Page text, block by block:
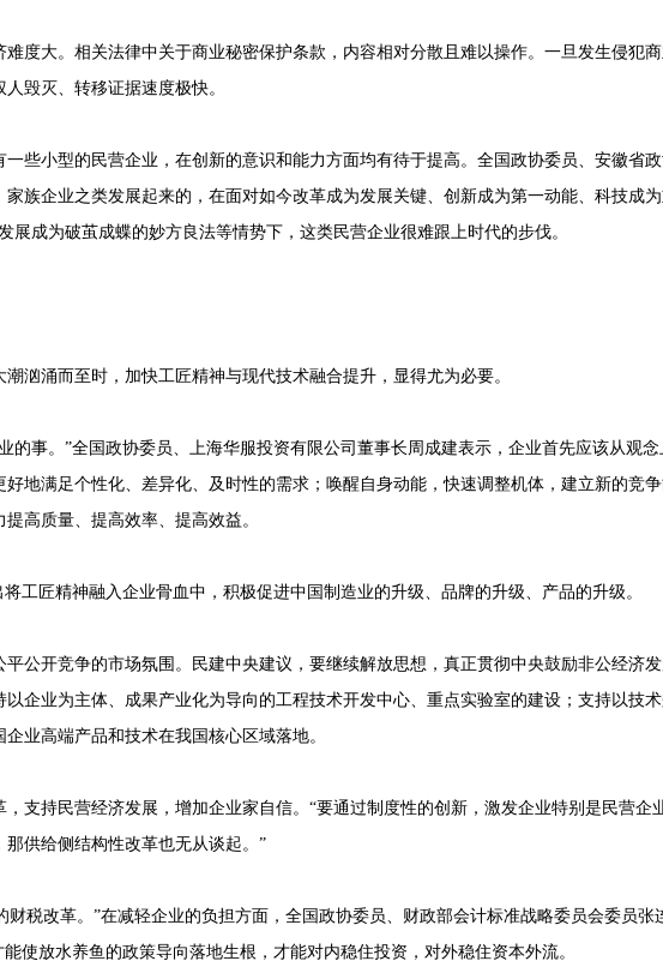
度大。相关法律中关于商业秘密保护条款，内容相对分散且难以操作。一旦发生侵犯
毁灭、转移证据速度极快。
些小型的民营企业，在创新的意识和能力方面均有待于提高。全国政协委员、安徽省
族企业之类发展起来的，在面对如今改革成为发展关键、创新成为第一动能、科技成
展成为破茧成蝶的妙方良法等情势下，这类民营企业很难跟上时代的步伐。
汹涌而至时，加快工匠精神与现代技术融合提升，显得尤为必要。
的事。”全国政协委员、上海华服投资有限公司董事长周成建表示，企业首先应该从观
地满足个性化、差异化、及时性的需求；唤醒自身动能，快速调整机体，建立新的竞争
高质量、提高效率、提高效益。
工匠精神融入企业骨血中，积极促进中国制造业的升级、品牌的升级、产品的升级。
公开竞争的市场氛围。民建中央建议，要继续解放思想，真正贯彻中央鼓励非公经济
企业为主体、成果产业化为导向的工程技术开发中心、重点实验室的建设；支持以技
业高端产品和技术在我国核心区域落地。
支持民营经济发展，增加企业家自信。“要通过制度性的创新，激发企业特别是民营企
供给侧结构性改革也无从谈起。”
财税改革。”在减轻企业的负担方面，全国政协委员、财政部会计标准战略委员会委员张
使放水养鱼的政策导向落地生根，才能对内稳住投资，对外稳住资本外流。